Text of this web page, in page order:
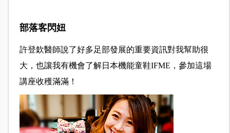
部落客閃妞
許登欽醫師說了好多足部發展的重要資訊對我幫助很
大，也讓我有機會了解日本機能童鞋IFME，參加這場
講座收穫滿滿！